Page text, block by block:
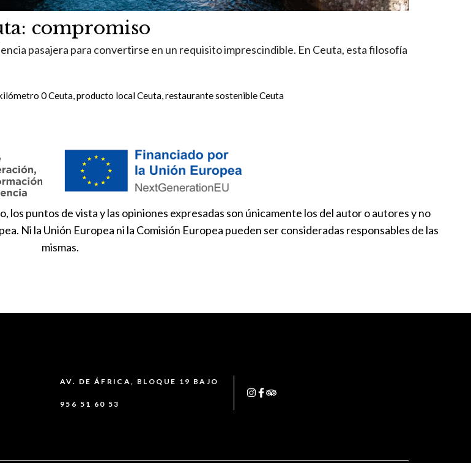
compromiso
pasajera para convertirse en un requisito imprescindible. En Ceuta, esta filosofía
0 Ceuta ,producto local Ceuta ,restaurante sostenible Ceuta
los puntos de vista y las opiniones expresadas son únicamente los del autor o autores y no
Ni la Unión Europea ni la Comisión Europea pueden ser consideradas responsables de las
mismas.
AV. DE ÁFRICA, BLOQUE 19 BAJO
956 51 60 53